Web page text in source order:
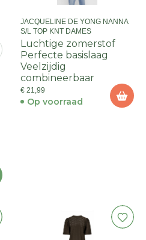
JACQUELINE DE YONG NANNA
S/L TOP KNT DAMES
Luchtige zomerstof
Perfecte basislaag
Veelzijdig
combineerbaar
€ 21,99
Op voorraad